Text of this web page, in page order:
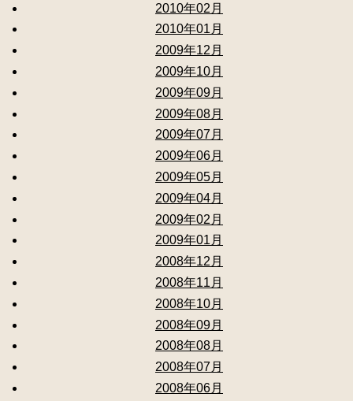
2010年02月
2010年01月
2009年12月
2009年10月
2009年09月
2009年08月
2009年07月
2009年06月
2009年05月
2009年04月
2009年02月
2009年01月
2008年12月
2008年11月
2008年10月
2008年09月
2008年08月
2008年07月
2008年06月